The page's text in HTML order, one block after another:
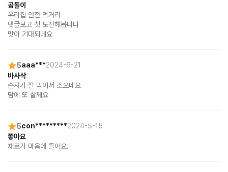
곰돌이
우리집 안전 먹거리
댓글보고 첫 도전해봅니다
맛이 기대되네요
5aaa***2024-6-21
바사삭
손자가 잘 먹어서 조으네요
담에 또 살께요
5con*********2024-5-15
좋아요
재료가 마음에 들어요.